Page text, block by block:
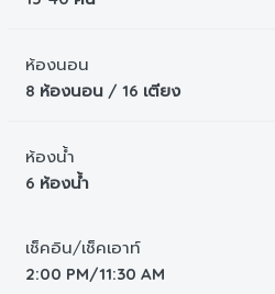
ห้องนอน
8 ห้องนอน / 16 เตียง
ห้องน้ำ
6 ห้องน้ำ
เช็คอิน/เช็คเอาท์
2:00 PM/11:30 AM